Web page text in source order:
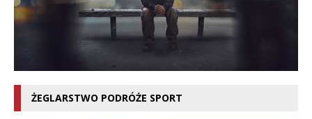
ŻEGLARSTWO PODRÓŻE SPORT